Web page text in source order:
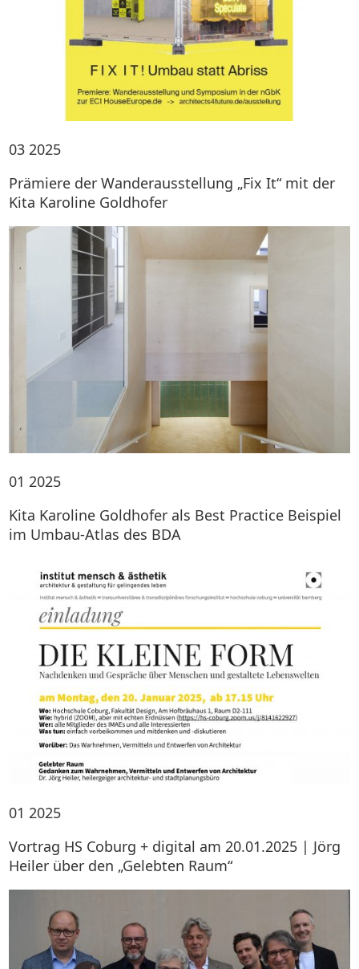
03 2025
Prämiere der Wanderausstellung „Fix It“ mit der
Kita Karoline Goldhofer
01 2025
Kita Karoline Goldhofer als Best Practice Beispiel
im Umbau-Atlas des BDA
01 2025
Vortrag HS Coburg + digital am 20.01.2025 | Jörg
Heiler über den „Gelebten Raum“